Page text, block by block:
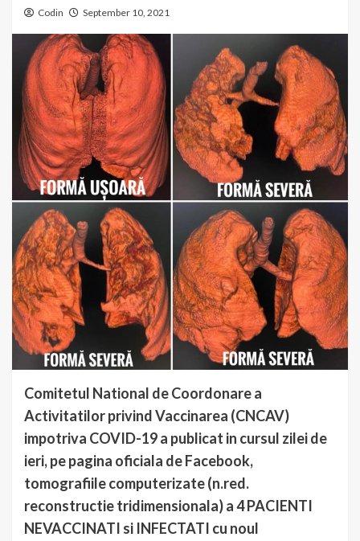
Codin September 10, 2021
Comitetul National de Coordonare a
Activitatilor privind Vaccinarea (CNCAV)
impotriva COVID-19 a publicat in cursul zilei de
ieri, pe pagina oficiala de Facebook,
tomografiile computerizate (n.red.
reconstructie tridimensionala) a 4 PACIENTI
NEVACCINATI si INFECTATI cu noul